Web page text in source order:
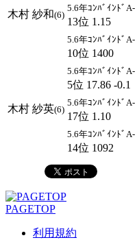
木村 紗和(6)
5.6年ｺﾝﾊﾞｲﾝﾄﾞA-
13位 1.15
5.6年ｺﾝﾊﾞｲﾝﾄﾞA-
10位 1400
木村 紗英(6)
5.6年ｺﾝﾊﾞｲﾝﾄﾞA-
5位 17.86 -0.1
5.6年ｺﾝﾊﾞｲﾝﾄﾞA-
17位 1.10
5.6年ｺﾝﾊﾞｲﾝﾄﾞA-
14位 1092
PAGETOP
利用規約